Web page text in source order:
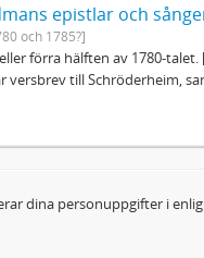
epistlar och
och 1785?]
förra hälften av 1780-talet.
till Schröderheim,
dina personuppgifter i